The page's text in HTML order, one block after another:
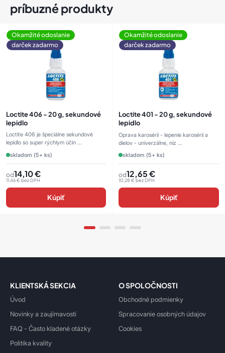
príbuzné produkty
Okamžité odoslanie
darček zadarmo
Loctite 406 - 20 g, sekundové
lepidlo
Loctite 406 je špeciálne sekundové
lepidlo so super rýchlym účin ...
skladom (5+ ks)
od14,10€
11,46€bez DPH
Kúpiť
Okamžité odoslanie
darček zadarmo
Loctite 401 - 20 g, sekundové
lepidlo
Oprava karosérií - lepenie karosérií a
dielov - univerzálne, níz ...
skladom (5+ ks)
od12,65€
10,28 €bez DPH
Kúpiť
KLIENTSKÁ SEKCIA
Úvod
Novinky a zaujímavosti
FAQ - Často kladené otázky
Politika kvality
O SPOLOČNOSTI
Obchodné podmienky
Spracovanie osobných údajov
Cookies